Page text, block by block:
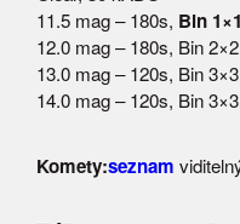
11.5 mag – 180s, Bin 1×1
12.0 mag – 180s, Bin
13.0 mag – 120s, Bin
14.0 mag – 120s, Bin
Komety:seznam